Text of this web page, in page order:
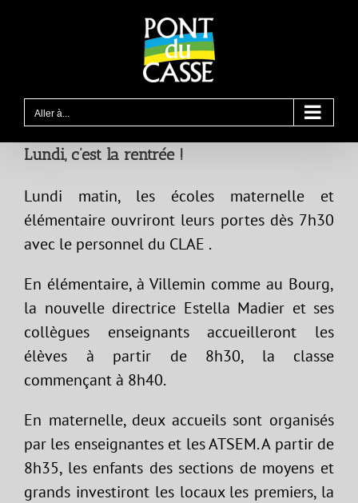
Aller à...
Lundi, c’est la rentrée !
Lundi matin, les écoles maternelle et
élémentaire ouvriront leurs portes dès 7h30
avec le personnel du CLAE .
En élémentaire, à Villemin comme au Bourg,
la nouvelle directrice Estella Madier et ses
collègues enseignants accueilleront les
élèves à partir de 8h30, la classe
commençant à 8h40.
En maternelle, deux accueils sont organisés
par les enseignantes et les ATSEM. A partir de
8h35, les enfants des sections de moyens et
grands investiront les locaux les premiers, la